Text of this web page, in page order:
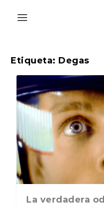
Etiqueta: Degas
La última
La verdadera